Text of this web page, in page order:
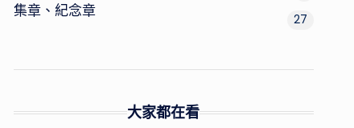
集章、紀念章 27
大家都在看